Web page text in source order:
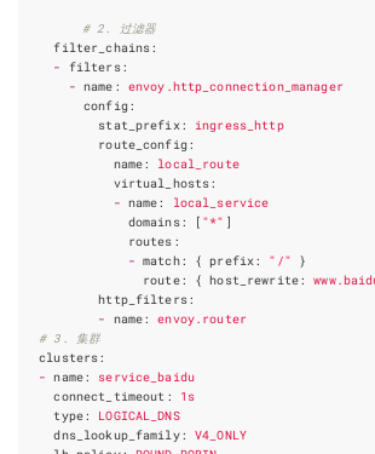
# 2. 过滤器
filter_chains:
-
filters:
- name :
envoy.http_connection_manager
config:
stat_prefix:
ingress_http
route_config:
name:
local_route
virtual_hosts:
- name:
local_service
domains: [ "*" ]
routes :
- match: { prefix: "/"
}
route: { host_rewrite:
http_filters:
-
name:
envoy.router
# 3. 集群
clusters:
- name:
service_baidu
connect_timeout :
1s
type:
LOGICAL_DNS
dns_lookup_family:
V4_ONLY